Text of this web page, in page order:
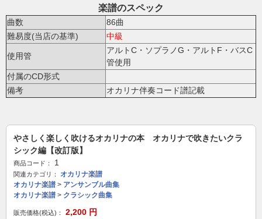
楽譜のスペック
曲数
86曲
難易度(当店の基準)
中級
使用管
アルトC・ソプラノG・アルトF・バスC
管使用
付属のCD形式
備考
オカリナ伴奏コード譜記載
やさしく楽しく吹けるオカリナの本 オカリナで吹きたいクラ
シック編【改訂版】
商品コード： 1
関連カテゴリ：
オカリナ楽譜
オカリナ楽譜 > アンサンブル曲集
オカリナ楽譜 > クラシック曲集
販売価格(税込)： 2,200 円